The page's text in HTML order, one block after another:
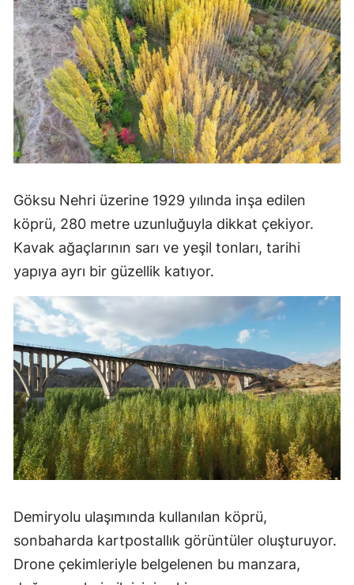
Göksu Nehri üzerine 1929 yılında inşa edilen
köprü, 280 metre uzunluğuyla dikkat çekiyor.
Kavak ağaçlarının sarı ve yeşil tonları, tarihi
yapıya ayrı bir güzellik katıyor.
Demiryolu ulaşımında kullanılan köprü,
sonbaharda kartpostallık görüntüler oluşturuyor.
Drone çekimleriyle belgelenen bu manzara,